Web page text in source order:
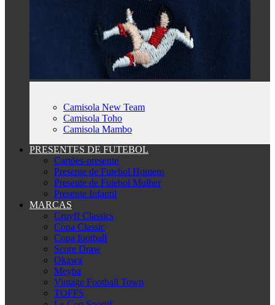
Camisola New Team
Camisola Toho
Camisola Mambo
PRESENTES DE FUTEBOL
Cartões-presente
Presente de Futebol Homem
Presente de Futebol Mulher
Presente Infantil
MARCAS
Cruyff Classics
Copa Classic
Copa football
Score Draw
Okawa
Meyba
Vintage Football Town
TOFFS